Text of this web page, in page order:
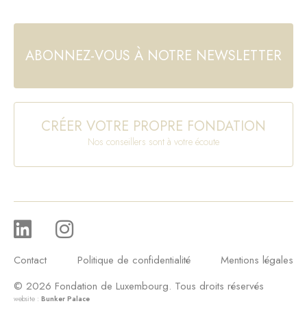
ABONNEZ-VOUS À NOTRE NEWSLETTER
CRÉER VOTRE PROPRE FONDATION
Nos conseillers sont à votre écoute
Contact Politique de confidentialité
Mentions légales
© 2026 Fondation de Luxembourg. Tous droits réservés
website : Bunker Palace